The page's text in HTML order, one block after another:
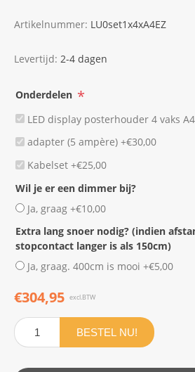
Artikelnummer: LU0set1x4xA4EZ
Levertijd: 2-4 dagen
Onderdelen *
LED display posterhouder 4 vaks
adapter (5 ampère) +€30,00
Kabelset +€25,00
Wil je er een dimmer bij?
Ja, graag +€10,00
Extra lang snoer nodig? (indien
stopcontact langer is als 150cm)
Ja, graag. 400cm is mooi +€5,00
€304,95 excl.BTW
BESTEL NU!